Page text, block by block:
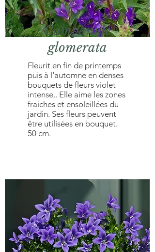
Campanule
glomerata
Fleurit en fin de printemps
puis à l'automne en denses
bouquets de fleurs violet
intense.. Elle aime les zones
fraiches et ensoleillées du
jardin. Ses fleurs peuvent
être utilisées en bouquet.
50 cm.